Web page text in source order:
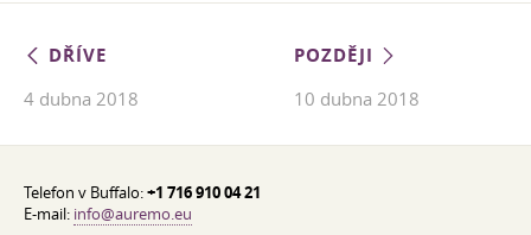
DŘÍVE
4 dubna 2018
POZDĚJI
10 dubna 2018
Telefon v Buffalo:+1 716 910 04 21
E-mail: info@auremo.eu